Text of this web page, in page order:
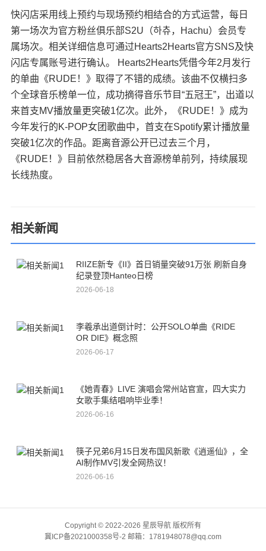
快闪店采用线上预约与现场预约相结合的方式运营，每日
第一场次为官方粉丝俱乐部S2U（하츄，Hachu）会员专
属场次。相关详细信息可通过Hearts2Hearts官方SNS及快
闪店专属账号进行确认。 Hearts2Hearts凭借今年2月发行
的单曲《RUDE！》取得了不错的成绩。该曲不仅横扫多
个全球音乐榜单一位，成功摘得音乐节目“五冠王”，出道以
来首支MV播放量更突破1亿次。此外，《RUDE！》成为
今年发行的K-POP女团歌曲中，首支在Spotify累计播放量
突破1亿次的作品。距离音源公开已过去三个月，
《RUDE！》目前依然稳居各大音源榜单前列，持续展现
长线热度。
相关新闻
RIIZE新专《II》首日销量突破91万张 刷新自身
纪录登顶Hanteo日榜
2026-06-18
李羲承出道倒计时：公开SOLO单曲《RIDE
OR DIE》概念照
2026-06-17
《她青春》LIVE 演唱会常州站官宣，四大实力
女歌手集结唱响毕业季！
2026-06-16
筷子兄弟6月15日发布国风新歌《逍遥仙》，全
AI制作MV引发全网热议！
2026-06-16
Copyright © 2022-2026 星辰导航 版权所有
冀ICP备2021000358号-2 邮箱：1781948078@qq.com